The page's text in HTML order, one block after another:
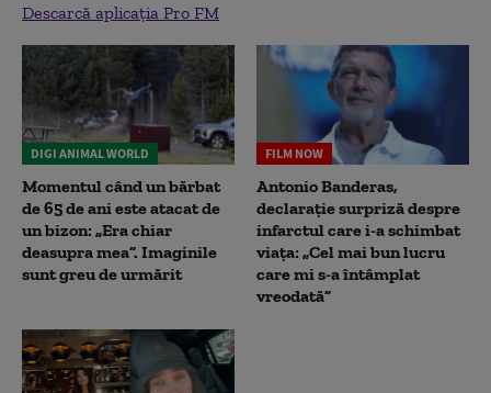
Descarcă aplicația Pro FM
DIGI ANIMAL WORLD
Momentul când un bărbat
de 65 de ani este atacat de
un bizon: „Era chiar
deasupra mea”. Imaginile
sunt greu de urmărit
FILM NOW
Antonio Banderas,
declarație surpriză despre
infarctul care i-a schimbat
viața: „Cel mai bun lucru
care mi s-a întâmplat
vreodată”